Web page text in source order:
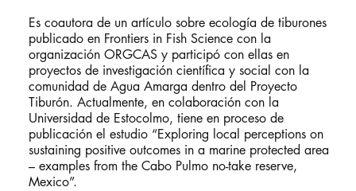
Es coautora de un artículo sobre ecología de tiburones
publicado en Frontiers in Fish Science con la
organización ORGCAS y participó con ellas en
proyectos de investigación científica y social con la
comunidad de Agua Amarga dentro del Proyecto
Tiburón. Actualmente, en colaboración con la
Universidad de Estocolmo, tiene en proceso de
publicación el estudio “Exploring local perceptions on
sustaining positive outcomes in a marine protected area
– examples from the Cabo Pulmo no-take reserve,
Mexico”.